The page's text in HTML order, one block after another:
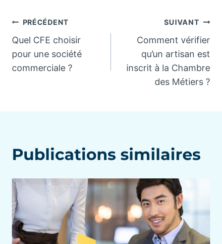
Navigation
de
l’article
PRÉCÉDENT
Quel CFE choisir
pour une société
commerciale ?
SUIVANT
Comment vérifier
qu’un artisan est
inscrit à la Chambre
des Métiers ?
Publications similaires